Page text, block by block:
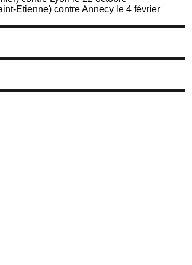
Etienne) contre Annecy le 4 février